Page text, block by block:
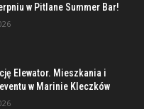
w Pitlane Summer Bar!
Elewator. Mieszkania i
w Marinie Kleczków